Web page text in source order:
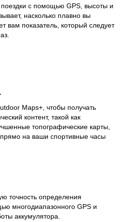
с помощью GPS, высоты и
насколько плавно вы
вам показатель, который следует
Maps+, чтобы получать
контент, такой как
топографические карты,
прямо на ваши спортивные часы
точность определения
многодиапазонного GPS и
аккумулятора.